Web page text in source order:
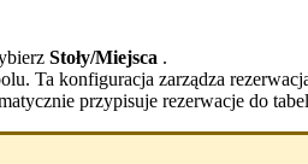
Stoły/Miejsca .
Ta konfiguracja zarządza
przypisuje rezerwacje do